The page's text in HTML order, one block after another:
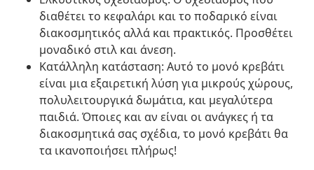
διαθέτει το κεφαλάρι και το ποδαρικό είναι
διακοσμητικός αλλά και πρακτικός. Προσθέτει
μοναδικό στιλ και άνεση.
Κατάλληλη κατάσταση: Αυτό το μονό κρεβάτι
είναι μια εξαιρετική λύση για μικρούς χώρους,
πολυλειτουργικά δωμάτια, και μεγαλύτερα
παιδιά. Όποιες και αν είναι οι ανάγκες ή τα
διακοσμητικά σας σχέδια, το μονό κρεβάτι θα
τα ικανοποιήσει πλήρως!